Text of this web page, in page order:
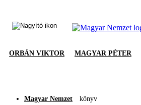
ORBÁN VIKTOR MAGYAR PÉTER
Magyar Nemzet könyv